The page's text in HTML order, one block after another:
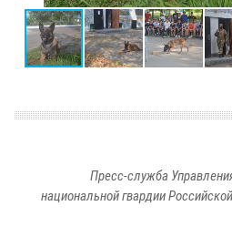
Пресс-служба
национальной гвардии